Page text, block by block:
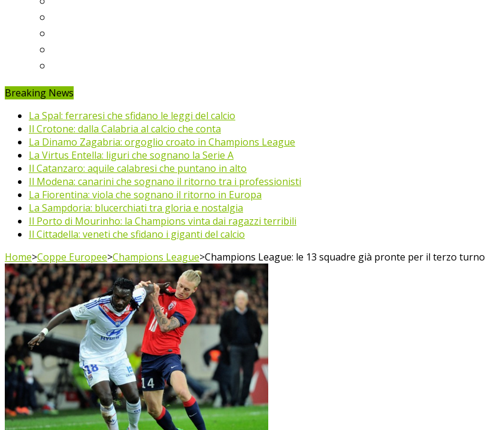
Breaking News
La Spal: ferraresi che sfidano le leggi del calcio
Il Crotone: dalla Calabria al calcio che conta
La Dinamo Zagabria: orgoglio croato in Champions League
La Virtus Entella: liguri che sognano la Serie A
Il Catanzaro: aquile calabresi che puntano in alto
Il Modena: canarini che sognano il ritorno tra i professionisti
La Fiorentina: viola che sognano il ritorno in Europa
La Sampdoria: blucerchiati tra gloria e nostalgia
Il Porto di Mourinho: la Champions vinta dai ragazzi terribili
Il Cittadella: veneti che sfidano i giganti del calcio
Home>Coppe Europee>Champions League>Champions League: le 13 squadre già pronte per il terzo turno